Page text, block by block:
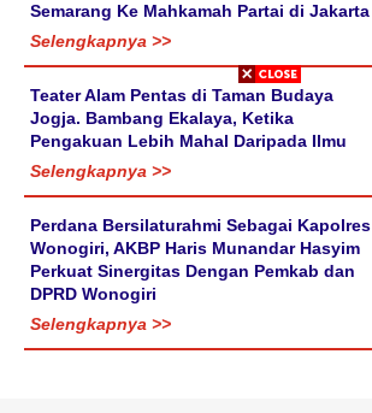
Semarang Ke Mahkamah Partai di Jakarta
Selengkapnya >>
Teater Alam Pentas di Taman Budaya
Jogja. Bambang Ekalaya, Ketika
Pengakuan Lebih Mahal Daripada Ilmu
Selengkapnya >>
Perdana Bersilaturahmi Sebagai Kapolres
Wonogiri, AKBP Haris Munandar Hasyim
Perkuat Sinergitas Dengan Pemkab dan
DPRD Wonogiri
Selengkapnya >>